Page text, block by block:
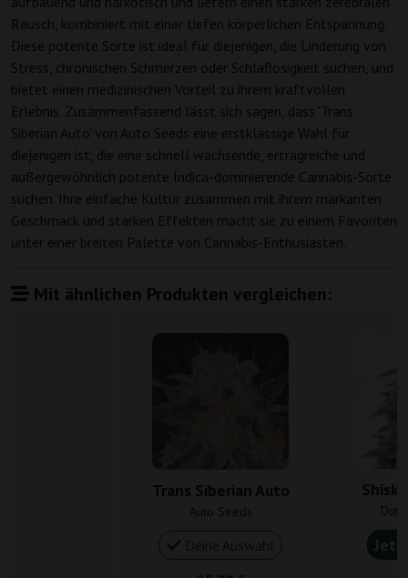
Rausch, kombiniert mit einer tiefen körperlichen Entspannung.
Diese potente Sorte ist ideal für diejenigen, die Linderung von
Stress, chronischen Schmerzen oder Schlaflosigkeit suchen, und
bietet einen medizinischen Vorteil zu ihrem kraftvollen
Erlebnis. Zusammenfassend lässt sich sagen, dass 'Trans
Siberian Auto' von Auto Seeds eine erstklassige Wahl für
diejenigen ist, die eine schnell wachsende, ertragreiche und
außergewöhnlich potente Indica-dominierende Cannabis-Sorte
suchen. Ihre einfache Kultur zusammen mit ihrem markanten
Geschmack und starken Effekten macht sie zu einem Favoriten
unter einer breiten Palette von Cannabis-Enthusiasten.
Mit ähnlichen Produkten vergleichen:
Trans Siberian Auto
Auto Seeds